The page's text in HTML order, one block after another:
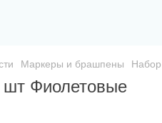
Маркеры и брашпены
Фиолетовые